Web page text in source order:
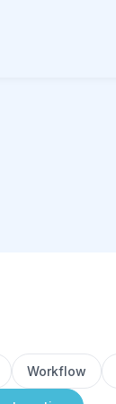
Workflow